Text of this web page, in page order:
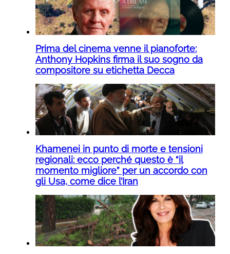
Prima del cinema venne il pianoforte:
Anthony Hopkins firma il suo sogno da
compositore su etichetta Decca
Khamenei in punto di morte e tensioni
regionali: ecco perché questo è “il
momento migliore” per un accordo con
gli Usa, come dice l’Iran